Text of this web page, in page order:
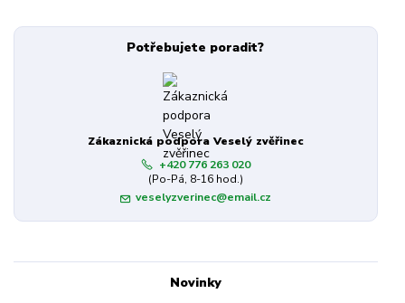
Potřebujete poradit?
Zákaznická podpora Veselý zvěřinec
+420 776 263 020
(Po-Pá, 8-16 hod.)
veselyzverinec@email.cz
Novinky